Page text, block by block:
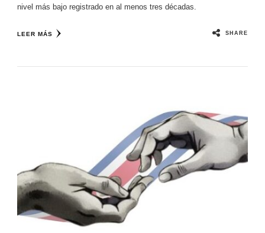
nivel más bajo registrado en al menos tres décadas.
LEER MÁS SHARE